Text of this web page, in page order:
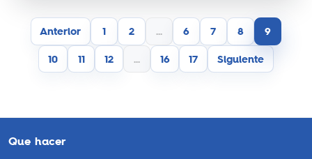
Anterior 1 2 ... 6 7 8
9
10
11 12 ... 16 17 Siguiente
Que hacer